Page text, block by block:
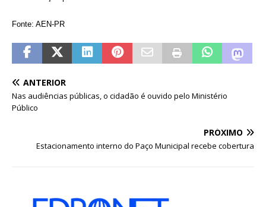
Fonte: AEN-PR
ANTERIOR
Nas audiências públicas, o cidadão é ouvido pelo Ministério
Público
PRÓXIMO
Estacionamento interno do Paço Municipal recebe cobertura